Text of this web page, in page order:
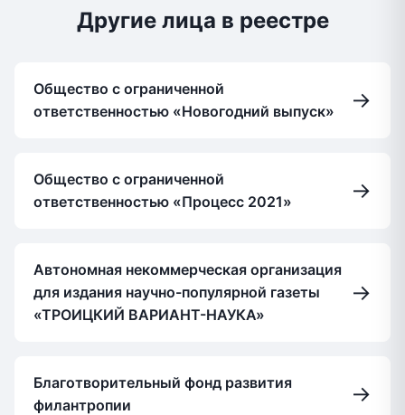
Другие лица в реестре
Общество с ограниченной
ответственностью «Новогодний выпуск»
→
Общество с ограниченной
ответственностью «Процесс 2021»
→
Автономная некоммерческая организация
для издания научно-популярной газеты
«ТРОИЦКИЙ ВАРИАНТ-НАУКА»
→
Благотворительный фонд развития
филантропии
→